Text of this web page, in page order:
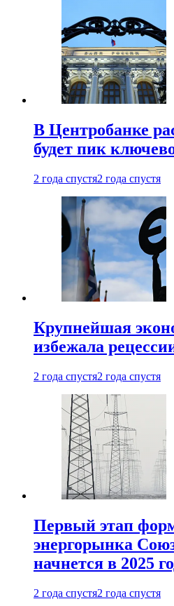
В Центробанке
будет пик
2 года спустя2 года спустя
Крупнейшая
избежала
2 года спустя2 года спустя
Первый этап
энергорынка
начнется в 2025
2 года спустя2 года спустя